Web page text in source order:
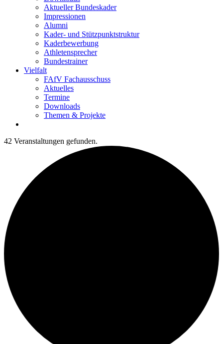
Aktueller Bundeskader
Impressionen
Alumni
Kader- und Stützpunktstruktur
Kaderbewerbung
Athletensprecher
Bundestrainer
Vielfalt
FAfV Fachausschuss
Aktuelles
Termine
Downloads
Themen & Projekte
42 Veranstaltungen gefunden.